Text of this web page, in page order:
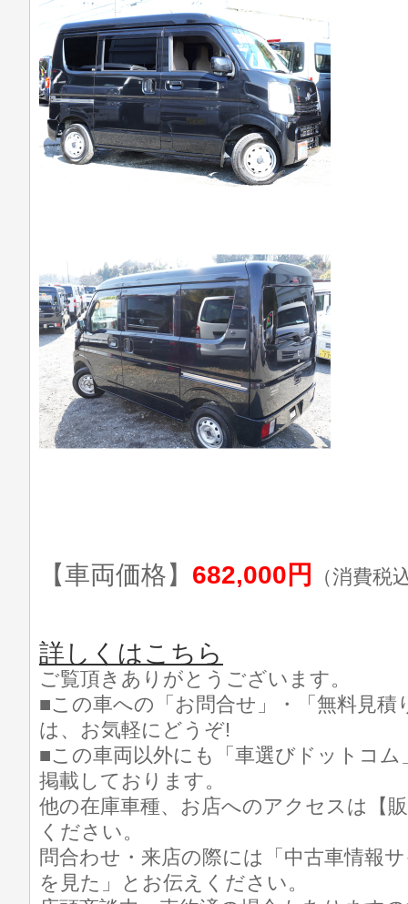
【車両価格】 682,000円 （消費税
詳しくはこちら
ご覧頂きありがとうございます。
■この車への「お問合せ」・「無料見積
は、お気軽にどうぞ!
■この車両以外にも「車選びドットコ
掲載しております。
他の在庫車種、お店へのアクセスは【
ください。
問合わせ・来店の際には「中古車情報
を見た」とお伝えください。